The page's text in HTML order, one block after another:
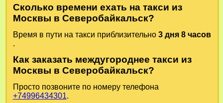
Сколько времени ехать на такси из
Москвы в Северобайкальск?
Время в пути на такси приблизительно 3 дня 8 часов
.
Как заказать междугороднее такси из
Москвы в Северобайкальск?
Просто позвоните по номеру телефона
+74996434301.